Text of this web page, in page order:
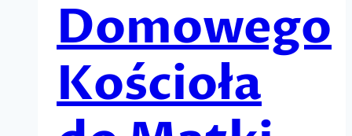
Domowego
Kościoła